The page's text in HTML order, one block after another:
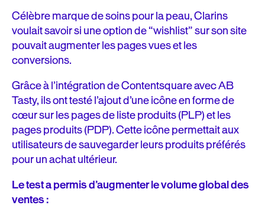
Célèbre marque de soins pour la peau, Clarins
voulait savoir si une option de “wishlist” sur son site
pouvait augmenter les pages vues et les
conversions.
Grâce à l’intégration de Contentsquare avec AB
Tasty, ils ont testé l’ajout d’une icône en forme de
cœur sur les pages de liste produits (PLP) et les
pages produits (PDP). Cette icône permettait aux
utilisateurs de sauvegarder leurs produits préférés
pour un achat ultérieur.
Le test a permis d’augmenter le volume global des
ventes :